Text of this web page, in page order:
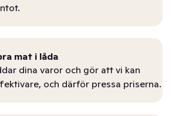
mat i låda
dina varor och gör att vi kan
och därför pressa priserna.